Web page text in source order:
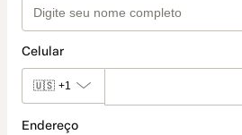
Celular
🇺🇸 +1
Endereço